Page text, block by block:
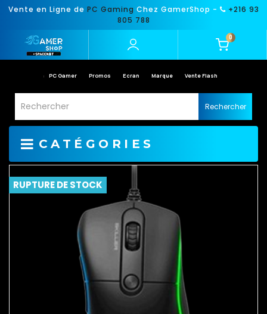
Vente en Ligne de PC Gaming Chez GamerShop -
+216 93
805 788
0
PC Gamer Promos Ecran Marque Vente Flash
Rechercher
CATÉGORIES
RUPTURE DE STOCK